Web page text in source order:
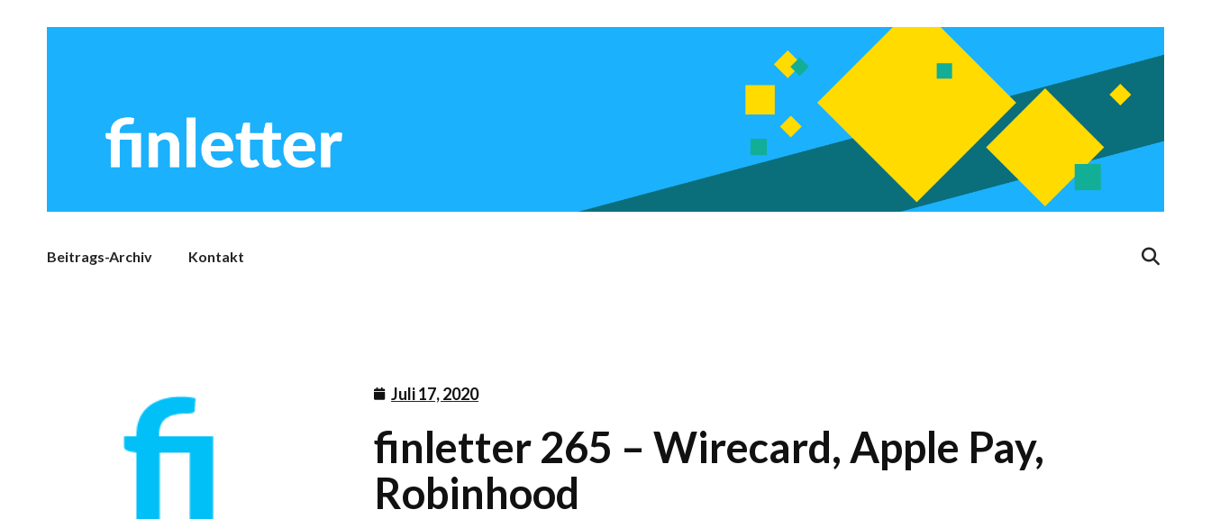
Beitrags-Archiv Kontakt
Juli 17, 2020
finletter 265 – Wirecard, Apple Pay,
Robinhood